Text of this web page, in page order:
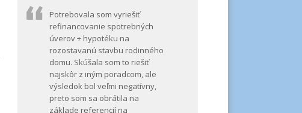
Potrebovala som vyriešiť
refinancovanie spotrebných
úverov + hypotéku na
rozostavanú stavbu rodinného
domu. Skúšala som to riešiť
najskôr z iným poradcom, ale
výsledok bol veľmi negatívny,
preto som sa obrátila na
základe referencií na